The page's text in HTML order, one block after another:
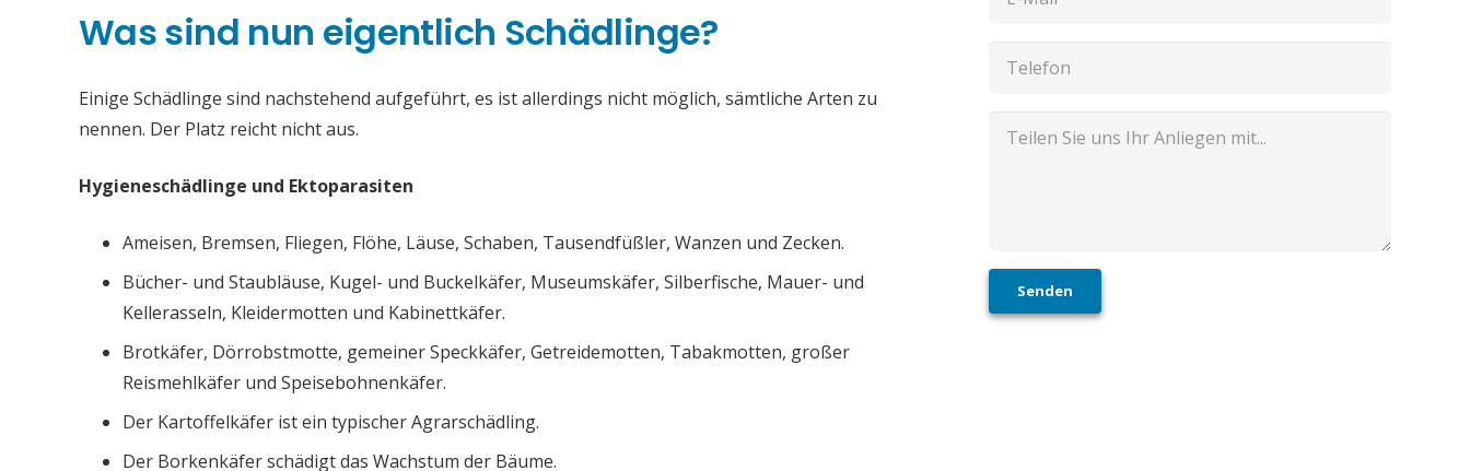
Was sind nun eigentlich Schädlinge?
Einige Schädlinge sind nachstehend aufgeführt, es ist allerdings nicht möglich, sämtliche Arten zu
nennen. Der Platz reicht nicht aus.
Hygieneschädlinge und Ektoparasiten
Ameisen, Bremsen, Fliegen, Flöhe, Läuse, Schaben, Tausendfüßler, Wanzen und Zecken.
Bücher- und Staubläuse, Kugel- und Buckelkäfer, Museumskäfer, Silberfische, Mauer- und
Kellerasseln, Kleidermotten und Kabinettkäfer.
Brotkäfer, Dörrobstmotte, gemeiner Speckkäfer, Getreidemotten, Tabakmotten, großer
Reismehlkäfer und Speisebohnenkäfer.
Der Kartoffelkäfer ist ein typischer Agrarschädling.
Der Borkenkäfer schädigt das Wachstum der Bäume.
Senden